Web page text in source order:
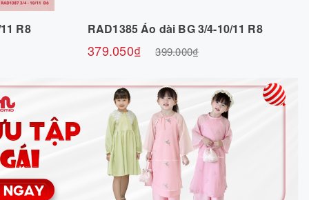
R8 Chọn sản phẩm
RAD1385 Áo dài BG 3/4-10/11 R8
379.050₫ 399.000₫